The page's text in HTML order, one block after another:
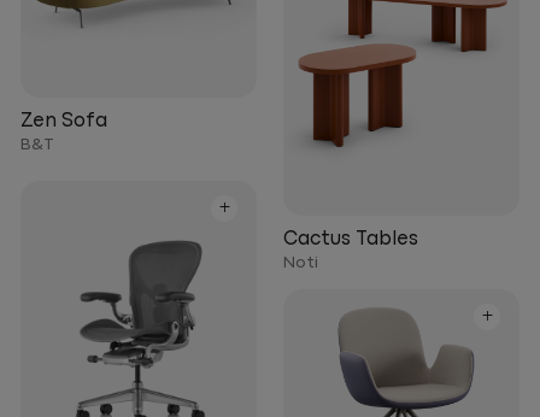
Cactus Tables
Noti
Zen Sofa
B&T
+
+